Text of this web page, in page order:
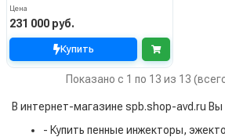
Цена
231 000 руб.
Купить
Показано с 1 по 13 из 13
В интернет-магазине spb.shop-avd.ru
- Купить пенные инжекторы,